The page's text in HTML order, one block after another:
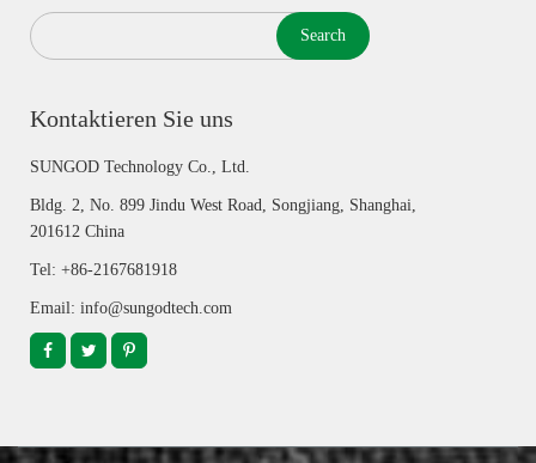
Search
Kontaktieren Sie uns
SUNGOD Technology Co., Ltd.
Bldg. 2, No. 899 Jindu West Road, Songjiang, Shanghai,
201612 China
Tel: +86-2167681918
Email: info@sungodtech.com